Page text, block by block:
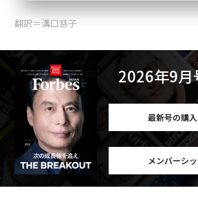
翻訳＝溝口慈子
2026年9月
最新号の購
メンバーシ